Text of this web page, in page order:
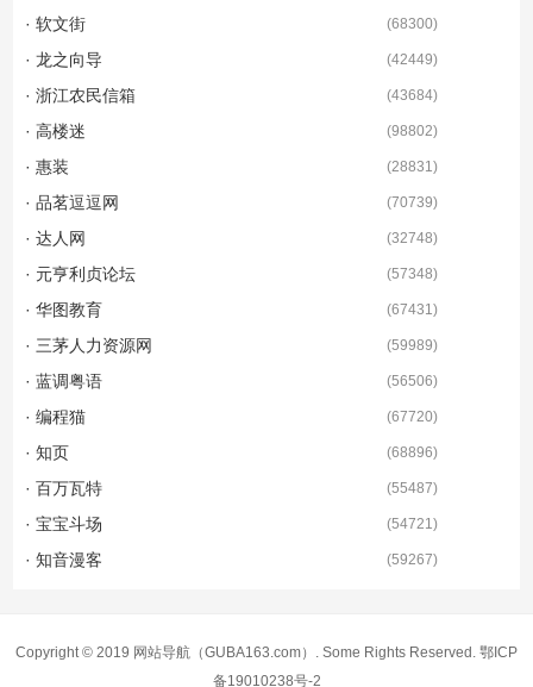
· 软文街 (68300)
· 龙之向导 (42449)
· 浙江农民信箱 (43684)
· 高楼迷 (98802)
· 惠装 (28831)
· 品茗逗逗网 (70739)
· 达人网 (32748)
· 元亨利贞论坛 (57348)
· 华图教育 (67431)
· 三茅人力资源网 (59989)
· 蓝调粤语 (56506)
· 编程猫 (67720)
· 知页 (68896)
· 百万瓦特 (55487)
· 宝宝斗场 (54721)
· 知音漫客 (59267)
Copyright © 2019 网站导航 （GUBA163.com）. Some Rights Reserved. 鄂ICP
备19010238号-2